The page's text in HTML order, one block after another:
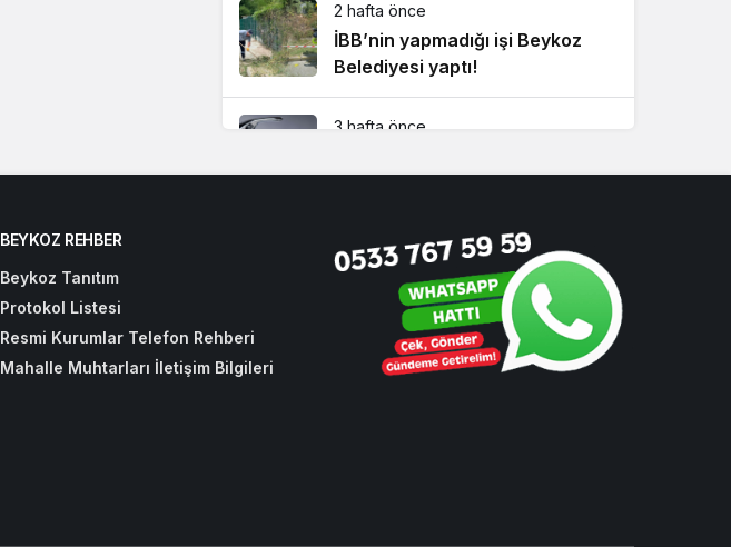
2 hafta önce
İBB’nin yapmadığı işi Beykoz
Belediyesi yaptı!
3 hafta önce
2 hafta önce
Sezon öncesi futbolda spor
güvenliği Beykoz’da ele alındı
BEYKOZ REHBER
Beykoz Tanıtım
Protokol Listesi
Resmi Kurumlar Telefon Rehberi
Mahalle Muhtarları İletişim Bilgileri